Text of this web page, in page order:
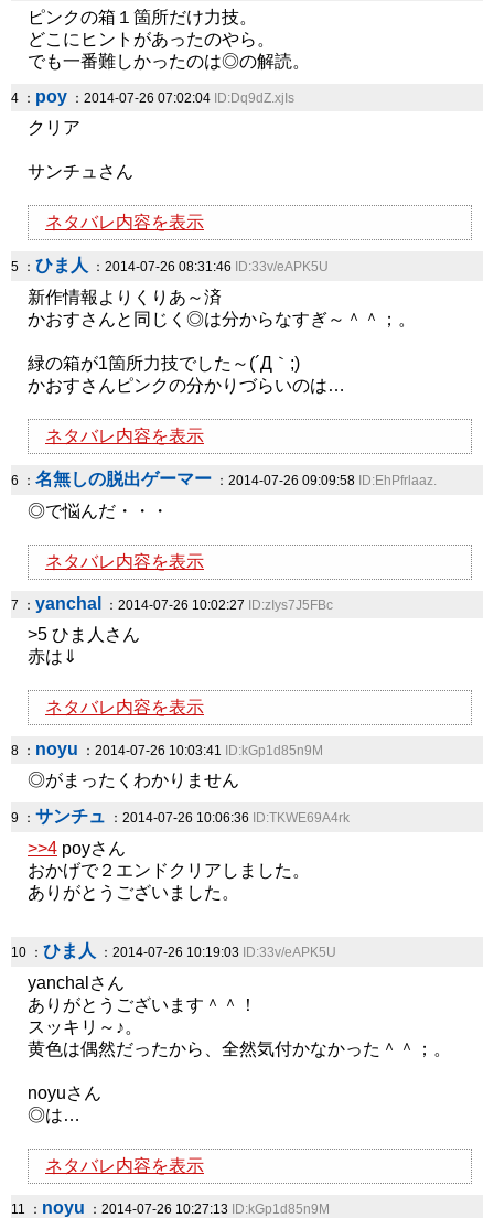
ピンクの箱１箇所だけ力技。
どこにヒントがあったのやら。
でも一番難しかったのは◎の解読。
4 ： poy ：2014-07-26 07:02:04 ID:Dq9dZ.xjIs
クリア
サンチュさん
ネタバレ内容を表示
5 ： ひま人 ：2014-07-26 08:31:46 ID:33v/eAPK5U
新作情報よりくりあ～済
かおすさんと同じく◎は分からなすぎ～＾＾；。
緑の箱が1箇所力技でした～(´Д｀;)
かおすさんピンクの分かりづらいのは…
ネタバレ内容を表示
6 ： 名無しの脱出ゲーマー ：2014-07-26 09:09:58 ID:EhPfrlaaz.
◎で悩んだ・・・
ネタバレ内容を表示
7 ： yanchal ：2014-07-26 10:02:27 ID:zIys7J5FBc
>5 ひま人さん
赤は⇓
ネタバレ内容を表示
8 ： noyu ：2014-07-26 10:03:41 ID:kGp1d85n9M
◎がまったくわかりません
9 ： サンチュ ：2014-07-26 10:06:36 ID:TKWE69A4rk
>>4 poyさん
おかげで２エンドクリアしました。
ありがとうございました。
10 ： ひま人 ：2014-07-26 10:19:03 ID:33v/eAPK5U
yanchalさん
ありがとうございます＾＾！
スッキリ～♪。
黄色は偶然だったから、全然気付かなかった＾＾；。
noyuさん
◎は…
ネタバレ内容を表示
11 ： noyu ：2014-07-26 10:27:13 ID:kGp1d85n9M